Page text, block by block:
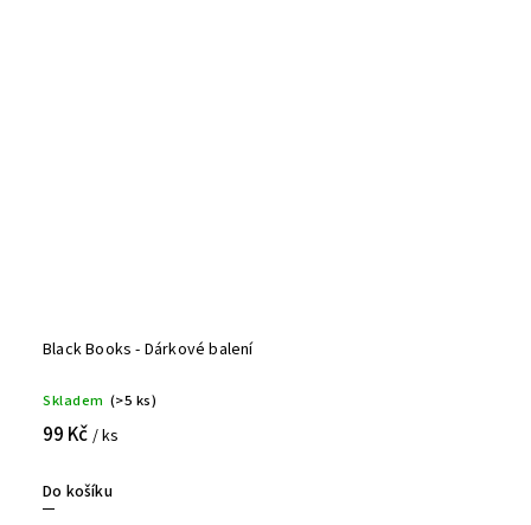
Black Books - Dárkové balení
Skladem (>5 ks)
99 Kč / ks
Do košíku